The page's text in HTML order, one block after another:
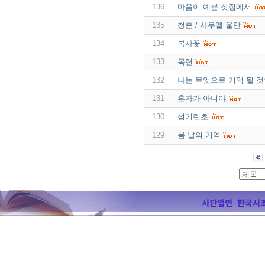
136 마음이 예쁜 찻집에서
135 청춘 / 사무엘 울만
134 복사꽃
133 목련
132 나는 무엇으로 기억 될
131 혼자가 아니야
130 섬기린초
129 봄 날의 기억